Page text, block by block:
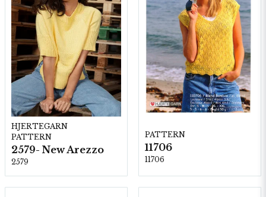
HJERTEGARN
PATTERN
2579- New Arezzo
2579
PATTERN
11706
11706